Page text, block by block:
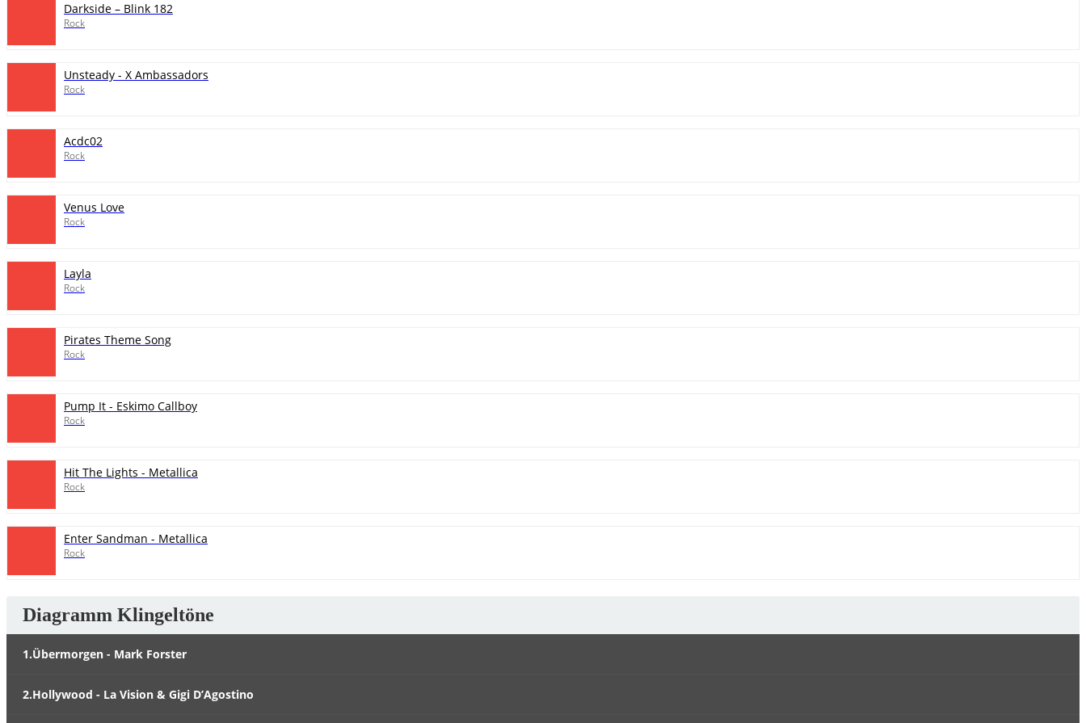
Darkside – Blink 182
Rock
Unsteady - X Ambassadors
Rock
Acdc02
Rock
Venus Love
Rock
Layla
Rock
Pirates Theme Song
Rock
Pump It - Eskimo Callboy
Rock
Hit The Lights - Metallica
Rock
Enter Sandman - Metallica
Rock
Diagramm Klingeltöne
1.Übermorgen - Mark Forster
2.Hollywood - La Vision & Gigi D’Agostino